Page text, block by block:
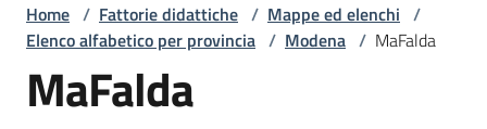
Trova
mappa
Menu selezionato
Home / Fattorie didattiche / Mappe ed elenchi /
Elenco alfabetico per provincia / Modena / MaFalda
MaFalda